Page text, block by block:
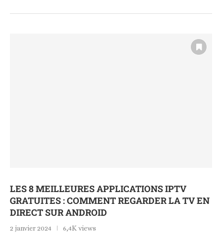
LES 8 MEILLEURES APPLICATIONS IPTV
GRATUITES : COMMENT REGARDER LA TV EN
DIRECT SUR ANDROID
2 janvier 2024 6,4K views